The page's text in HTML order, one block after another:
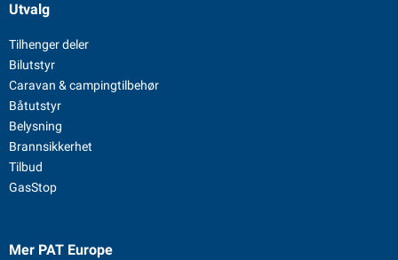
Utvalg
Tilhenger deler
Bilutstyr
Caravan & campingtilbehør
Båtutstyr
Belysning
Brannsikkerhet
Tilbud
GasStop
Mer PAT Europe